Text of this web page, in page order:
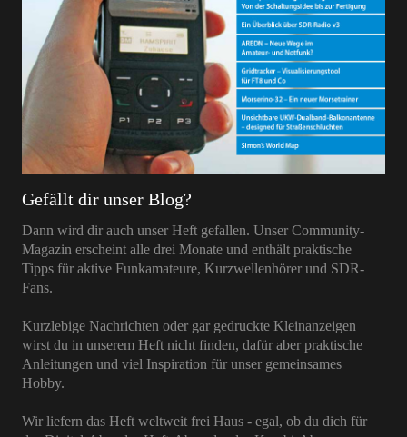
Gefällt dir unser Blog?
Dann wird dir auch unser Heft gefallen. Unser Community-
Magazin erscheint alle drei Monate und enthält praktische
Tipps für aktive Funkamateure, Kurzwellenhörer und SDR-
Fans.
Kurzlebige Nachrichten oder gar gedruckte Kleinanzeigen
wirst du in unserem Heft nicht finden, dafür aber praktische
Anleitungen und viel Inspiration für unser gemeinsames
Hobby.
Wir liefern das Heft weltweit frei Haus - egal, ob du dich für